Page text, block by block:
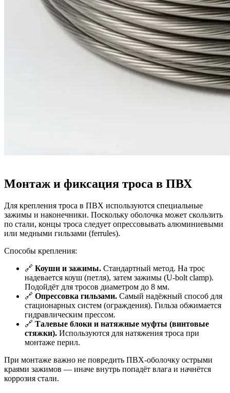
Монтаж и фиксация троса в ПВХ
Для крепления троса в ПВХ используются специальные
зажимы и наконечники. Поскольку оболочка может скользить
по стали, концы троса следует опрессовывать алюминиевыми
или медными гильзами (ferrules).
Способы крепления:
🔗 Коуши и зажимы. Стандартный метод. На трос
надевается коуш (петля), затем зажимы (U-bolt clamp).
Подойдёт для тросов диаметром до 8 мм.
🔗 Опрессовка гильзами. Самый надёжный способ для
стационарных систем (ограждения). Гильза обжимается
гидравлическим прессом.
🔗 Талевые блоки и натяжные муфты (винтовые
стяжки). Используются для натяжения троса при
монтаже перил.
При монтаже важно не повредить ПВХ-оболочку острыми
краями зажимов — иначе внутрь попадёт влага и начнётся
коррозия стали.